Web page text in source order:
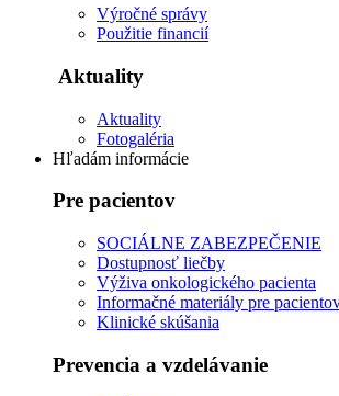
Výročné správy
Použitie financií
Aktuality
Aktuality
Fotogaléria
Hľadám informácie
Pre pacientov
SOCIÁLNE ZABEZPEČENIE
Dostupnosť liečby
Výživa onkologického pacienta
Informačné materiály pre
Klinické skúšania
Prevencia a vzdelávanie